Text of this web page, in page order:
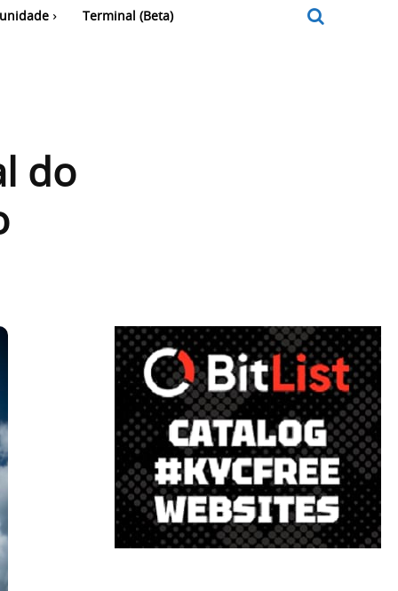
Terminal (Beta)
do